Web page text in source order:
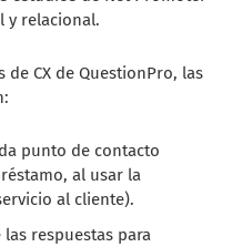
y relacional.
CX de QuestionPro, las
punto de contacto
al usar la
al cliente).
respuestas para